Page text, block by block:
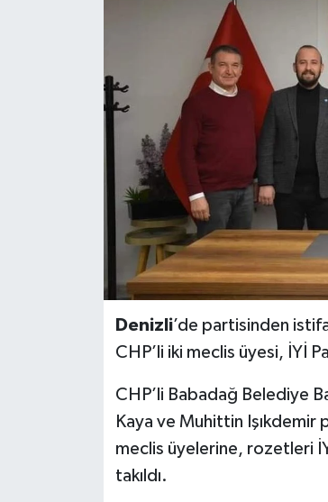
Denizli’de partisinden
CHP’li iki meclis üyesi, İYİ
CHP’li Babadağ Belediye
Kaya ve Muhittin Işıkdemir
meclis üyelerine, rozetleri
takıldı.